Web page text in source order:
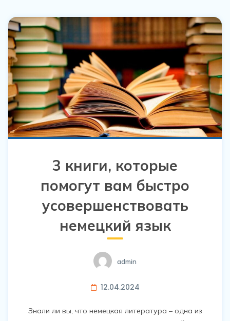
3 книги, которые
помогут вам быстро
усовершенствовать
немецкий язык
admin
12.04.2024
Знали ли вы, что немецкая литература – ​​одна из